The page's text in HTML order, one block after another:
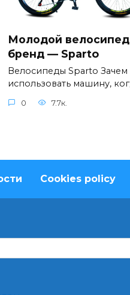
Молодой
бренд — Sparto
Велосипеды Sparto Зачем
использовать машину,
0 7.7к.
Cookies policy